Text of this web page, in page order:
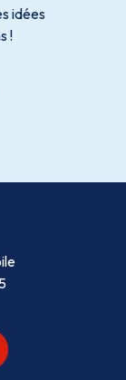
idées
!